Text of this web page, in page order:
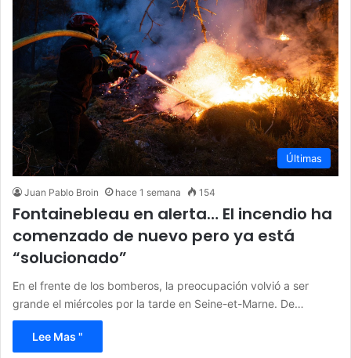
Últimas
Juan Pablo Broin hace 1 semana 154
Fontainebleau en alerta… El incendio ha
comenzado de nuevo pero ya está
“solucionado”
En el frente de los bomberos, la preocupación volvió a ser
grande el miércoles por la tarde en Seine-et-Marne. De…
Lee Mas "